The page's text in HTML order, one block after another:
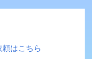
はこちら